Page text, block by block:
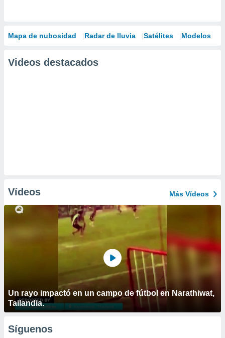
Mapa de nubosidad Radar de lluvia Satélites Modelos
Videos destacados
Vídeos Más Vídeos
Un rayo impactó en un campo de fútbol en Narathiwat,
Tailandia.
Síguenos